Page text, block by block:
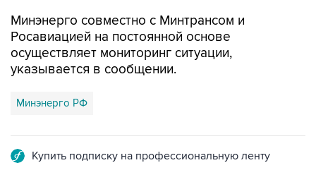
Минэнерго совместно с Минтрансом и
Росавиацией на постоянной основе
осуществляет мониторинг ситуации,
указывается в сообщении.
Минэнерго РФ
Купить подписку на профессиональную ленту